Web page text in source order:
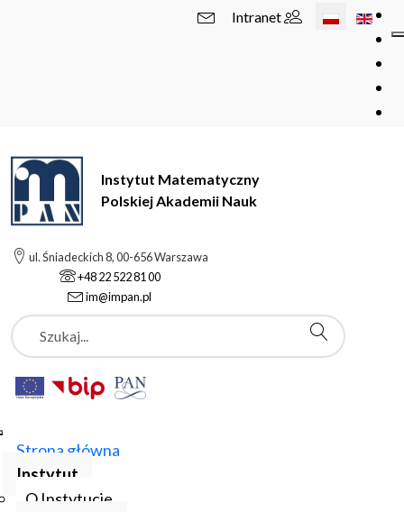
Wybierz swój
Intranet
Instytut Matematyczny
Polskiej Akademii Nauk
ul. Śniadeckich 8, 00-656 Warszawa
+48 22 522 81 00
im@impan.pl
Szukaj
Strona główna
Instytut
O Instytucie